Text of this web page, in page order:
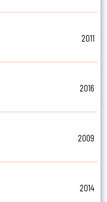
2011
2016
2009
2014